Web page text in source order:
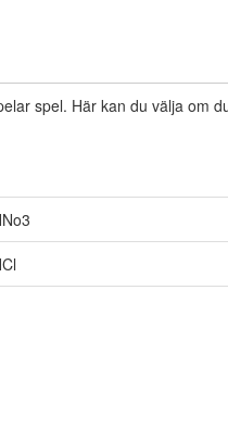
spel. Här kan du välja om